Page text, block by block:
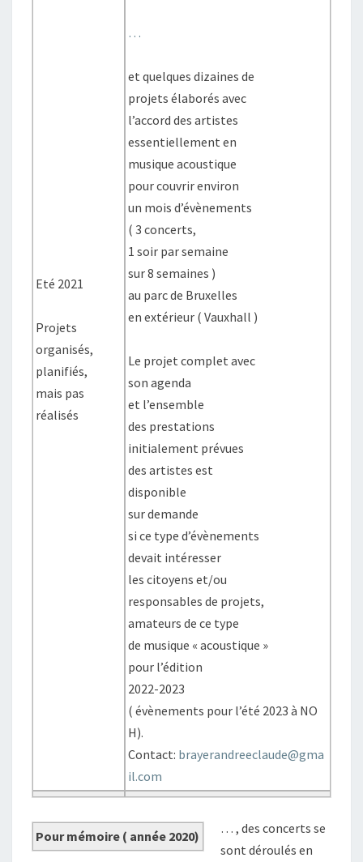
Eté 2021
Projets
organisés,
planifiés,
mais pas
réalisés
…
et quelques dizaines de
projets élaborés avec
l’accord des artistes
essentiellement en
musique acoustique
pour couvrir environ
un mois d’évènements
( 3 concerts,
1 soir par semaine
sur 8 semaines )
au parc de Bruxelles
en extérieur ( Vauxhall )
Le projet complet avec
son agenda
et l’ensemble
des prestations
initialement prévues
des artistes est
disponible
sur demande
si ce type d’évènements
devait intéresser
les citoyens et/ou
responsables de projets,
amateurs de ce type
de musique « acoustique »
pour l’édition
2022-2023
( évènements pour l’été 2023 à NO
H).
Contact: brayerandreeclaude@gma
il.com
Pour mémoire ( année 2020)
… , des concerts se
sont déroulés en